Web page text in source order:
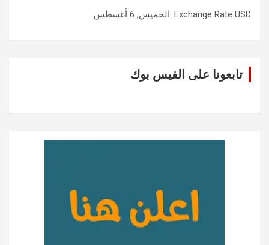
Exchange Rate USD : الخميس, 6 أغسطس.
تابعونا على الفيس بوك